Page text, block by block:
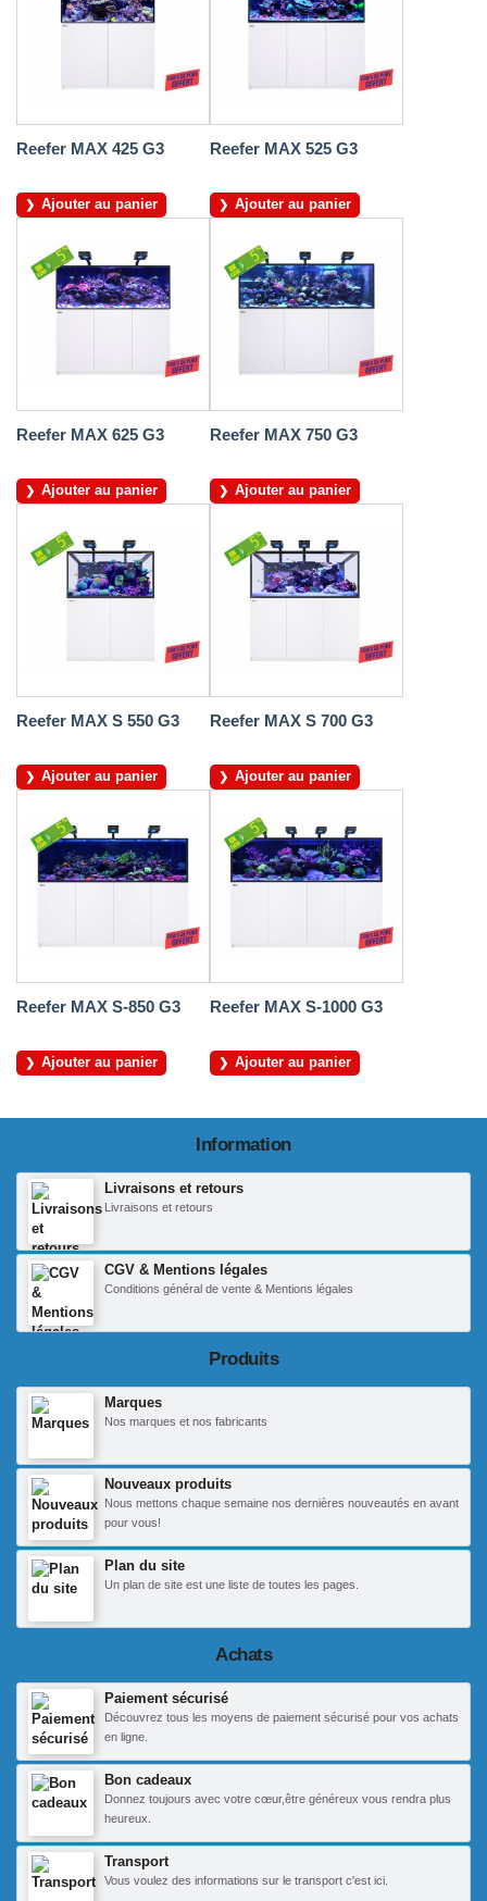
Reefer MAX 425 G3
Ajouter au panier
Reefer MAX 525 G3
Ajouter au panier
Reefer MAX 625 G3
Ajouter au panier
Reefer MAX 750 G3
Ajouter au panier
Reefer MAX S 550 G3
Ajouter au panier
Reefer MAX S 700 G3
Ajouter au panier
Reefer MAX S-850 G3
Ajouter au panier
Reefer MAX S-1000 G3
Ajouter au panier
Information
Livraisons et retours
Livraisons et retours
CGV & Mentions légales
Conditions général de vente & Mentions légales
Produits
Marques
Nos marques et nos fabricants
Nouveaux produits
Nous mettons chaque semaine nos dernières nouveautés en avant
pour vous!
Plan du site
Un plan de site est une liste de toutes les pages.
Achats
Paiement sécurisé
Découvrez tous les moyens de paiement sécurisé pour vos achats
en ligne.
Bon cadeaux
Donnez toujours avec votre cœur,être généreux vous rendra plus
heureux.
Transport
Vous voulez des informations sur le transport c'est ici.